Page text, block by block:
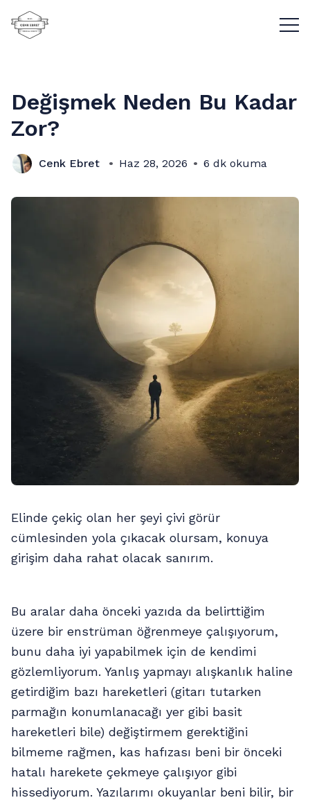
Değişmek Neden Bu Kadar
Zor?
Cenk Ebret Haz 28, 2026 6 dk okuma
Elinde çekiç olan her şeyi çivi görür
cümlesinden yola çıkacak olursam, konuya
girişim daha rahat olacak sanırım.
Bu aralar daha önceki yazıda da belirttiğim
üzere bir enstrüman öğrenmeye çalışıyorum,
bunu daha iyi yapabilmek için de kendimi
gözlemliyorum. Yanlış yapmayı alışkanlık haline
getirdiğim bazı hareketleri (gitarı tutarken
parmağın konumlanacağı yer gibi basit
hareketleri bile) değiştirmem gerektiğini
bilmeme rağmen, kas hafızası beni bir önceki
hatalı harekete çekmeye çalışıyor gibi
hissediyorum. Yazılarımı okuyanlar beni bilir, bir